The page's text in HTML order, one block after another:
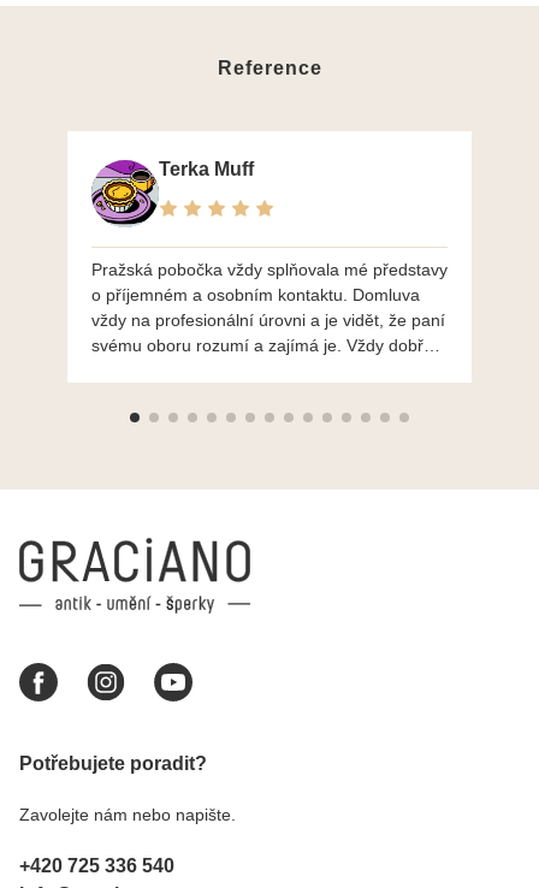
Reference
Terka Muff
Pražská pobočka vždy splňovala mé představy
o příjemném a osobním kontaktu. Domluva
vždy na profesionální úrovni a je vidět, že paní
svému oboru rozumí a zajímá je. Vždy dobře a
výběru, jak už bylo napsáno - na požádání
Potřebujete poradit?
Zavolejte nám nebo napište.
+420 725 336 540